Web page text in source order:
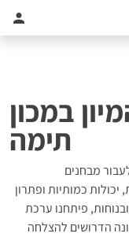
במכון
תימה
מבחנים
יכולות כמותיות ופתרון
פיתחנו ערכת
הדרושים להצלחה